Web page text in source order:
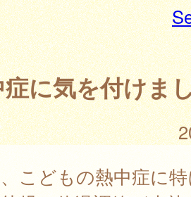
に気を付けま
こどもの熱中症に